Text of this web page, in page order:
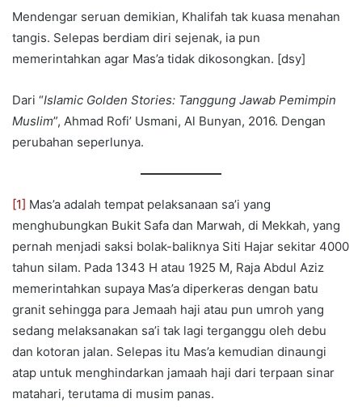
Mendengar seruan demikian, Khalifah tak kuasa menahan
tangis. Selepas berdiam diri sejenak, ia pun
memerintahkan agar Mas’a tidak dikosongkan. [dsy]
Dari “Islamic Golden Stories: Tanggung Jawab Pemimpin
Muslim”, Ahmad Rofi’ Usmani, Al Bunyan, 2016. Dengan
perubahan seperlunya.
[1] Mas’a adalah tempat pelaksanaan sa’i yang
menghubungkan Bukit Safa dan Marwah, di Mekkah, yang
pernah menjadi saksi bolak-baliknya Siti Hajar sekitar 4000
tahun silam. Pada 1343 H atau 1925 M, Raja Abdul Aziz
memerintahkan supaya Mas’a diperkeras dengan batu
granit sehingga para Jemaah haji atau pun umroh yang
sedang melaksanakan sa’i tak lagi terganggu oleh debu
dan kotoran jalan. Selepas itu Mas’a kemudian dinaungi
atap untuk menghindarkan jamaah haji dari terpaan sinar
matahari, terutama di musim panas.